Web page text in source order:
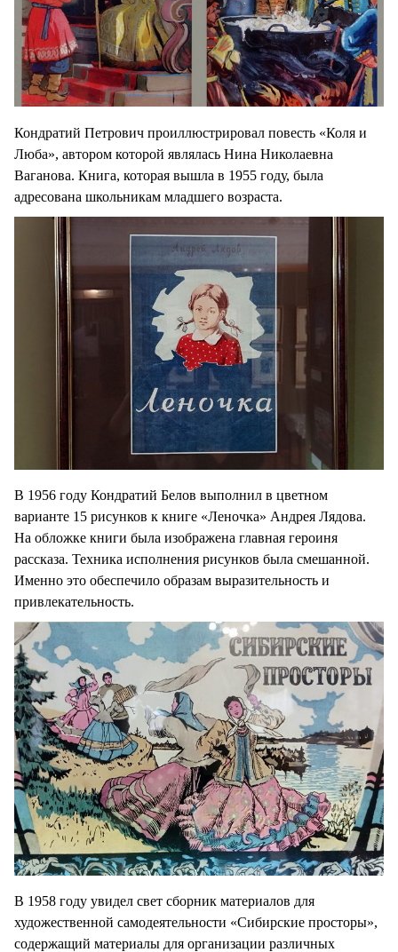
Кондратий Петрович проиллюстрировал повесть «Коля и
Люба», автором которой являлась Нина Николаевна
Ваганова. Книга, которая вышла в 1955 году, была
адресована школьникам младшего возраста.
В 1956 году Кондратий Белов выполнил в цветном
варианте 15 рисунков к книге «Леночка» Андрея Лядова.
На обложке книги была изображена главная героиня
рассказа. Техника исполнения рисунков была смешанной.
Именно это обеспечило образам выразительность и
привлекательность.
В 1958 году увидел свет сборник материалов для
художественной самодеятельности «Сибирские просторы»,
содержащий материалы для организации различных